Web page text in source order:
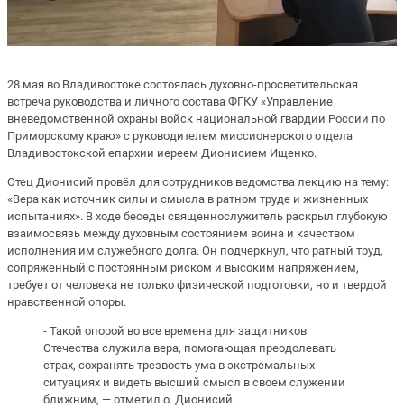
28 мая во Владивостоке состоялась духовно-просветительская
встреча руководства и личного состава ФГКУ «Управление
вневедомственной охраны войск национальной гвардии России по
Приморскому краю» с руководителем миссионерского отдела
Владивостокской епархии иереем Дионисием Ищенко.
Отец Дионисий провёл для сотрудников ведомства лекцию на тему:
«Вера как источник силы и смысла в ратном труде и жизненных
испытаниях». В ходе беседы священнослужитель раскрыл глубокую
взаимосвязь между духовным состоянием воина и качеством
исполнения им служебного долга. Он подчеркнул, что ратный труд,
сопряженный с постоянным риском и высоким напряжением,
требует от человека не только физической подготовки, но и твердой
нравственной опоры.
- Такой опорой во все времена для защитников
Отечества служила вера, помогающая преодолевать
страх, сохранять трезвость ума в экстремальных
ситуациях и видеть высший смысл в своем служении
ближним, — отметил о. Дионисий.